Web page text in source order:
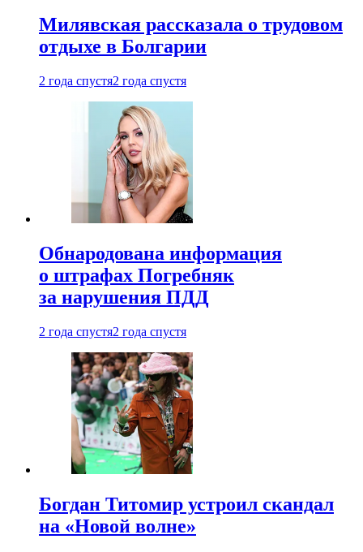
Милявская рассказала о трудовом
отдыхе в Болгарии
2 года спустя2 года спустя
Обнародована информация
о штрафах Погребняк
за нарушения ПДД
2 года спустя2 года спустя
Богдан Титомир устроил скандал
на «Новой волне»